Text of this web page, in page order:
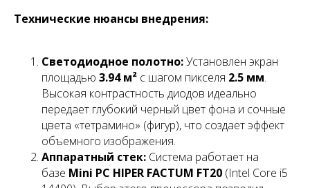
Технические нюансы внедрения:
Светодиодное полотно:Установлен экран
площадью 3.94 м² с шагом пикселя 2.5 мм.
Высокая контрастность диодов идеально
передает глубокий черный цвет фона и сочные
цвета «тетрамино» (фигур), что создает эффект
объемного изображения.
Аппаратный стек: Система работает на
базе Mini PC HIPER FACTUM FT20 (Intel Core i5